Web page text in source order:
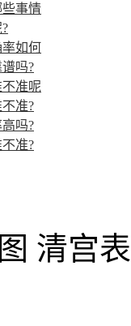
事情
如何
吗?
准呢
准?
吗?
准?
清宫